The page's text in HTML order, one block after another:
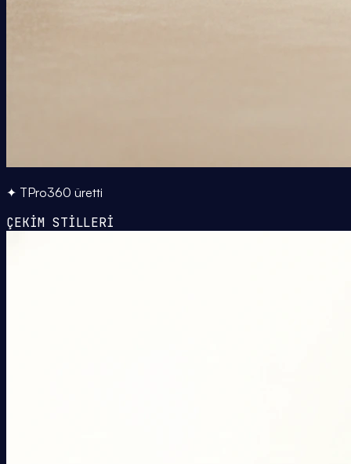
✦ TPro360 üretti
ÇEKİM STİLLERİ